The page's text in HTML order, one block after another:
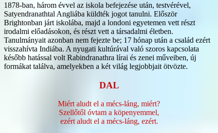
1878-ban, három évvel az iskola befejezése után, testvérével,
Satyendranathtal Angliába küldték jogot tanulni. Először
Brightonban járt iskolába, majd a londoni egyetemen vett részt
irodalmi előadásokon, és részt vett a társadalmi életben.
Tanulmányait azonban nem fejezte be; 17 hónap után a család ezért
visszahívta Indiába. A nyugati kultúrával való szoros kapcsolata
később hatással volt Rabindranathra lírai és zenei műveiben, új
formákat találva, amelyekben a két világ legjobbjait ötvözte.
DAL
Miért aludt el a mécs-láng, miért?
Szellőtől óvtam a köpenyemmel,
ezért aludt el a mécs-láng, ezért.